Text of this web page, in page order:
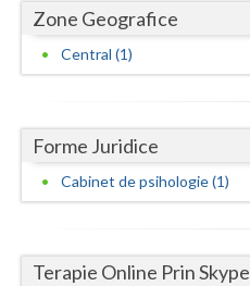
Hunedoara
Ialomita
Ilfov
Maramures
Mures
Zone Geografice
Central (1)
Forme Juridice
Cabinet de psihologie (1)
Terapie Online Prin Skype